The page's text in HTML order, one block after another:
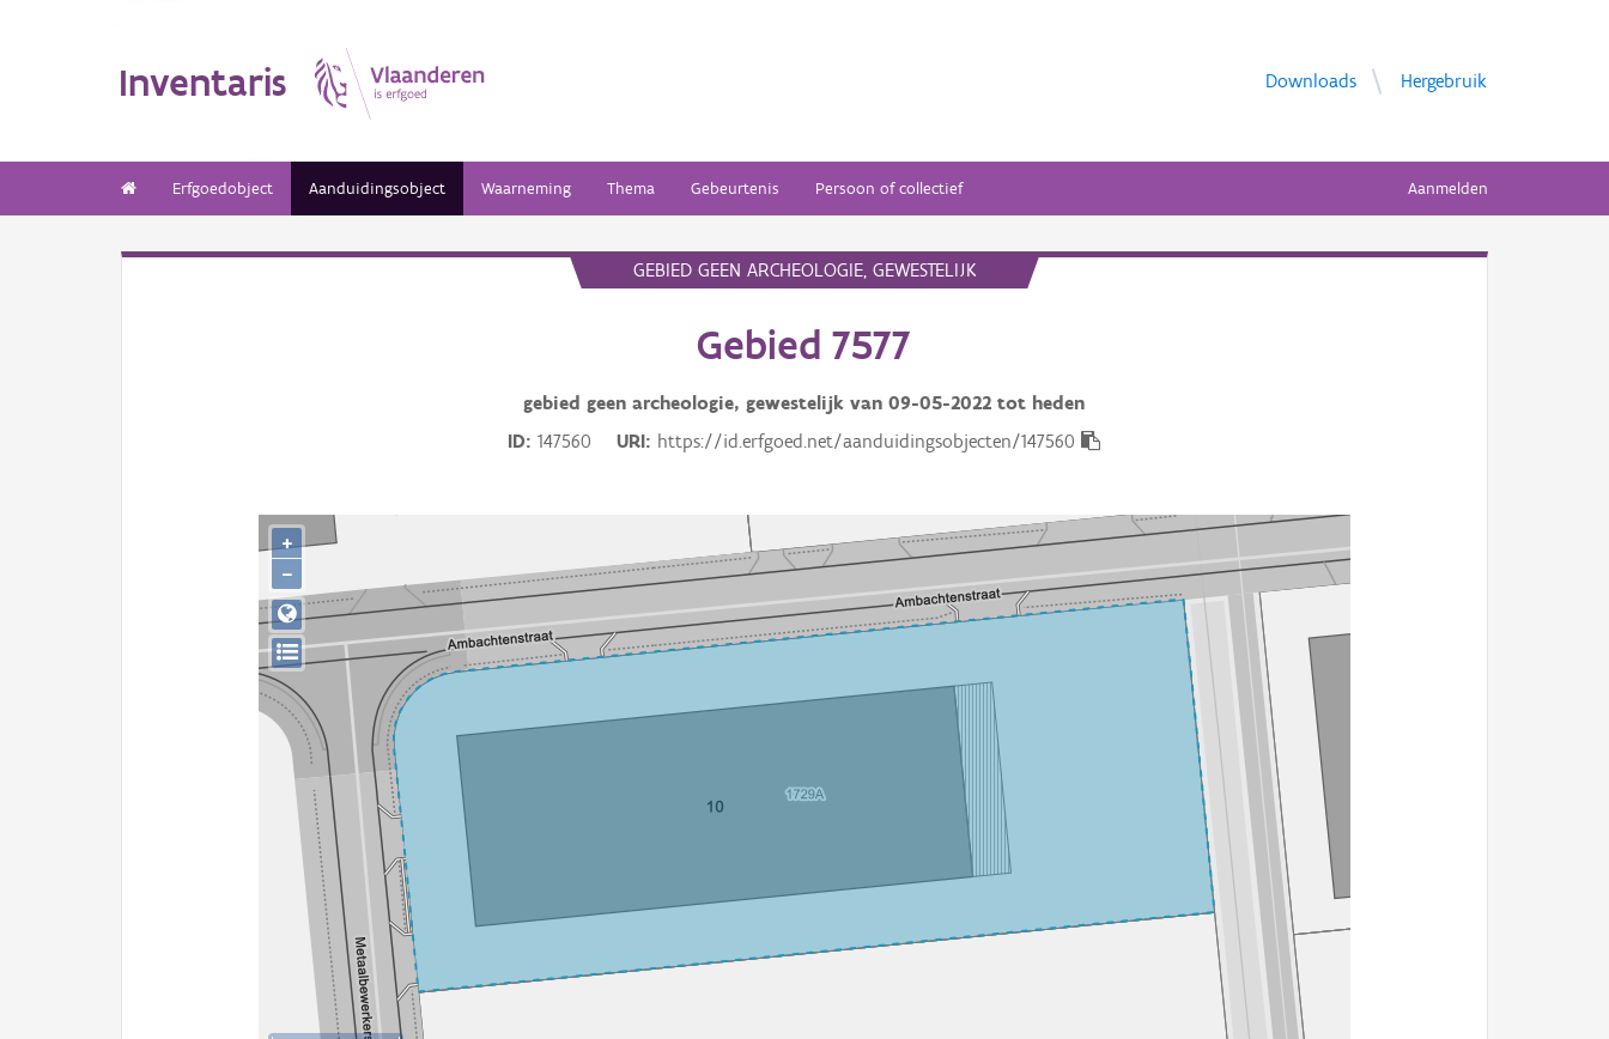
Inventaris Downloads Hergebruik
Erfgoedobject Aanduidingsobject Waarneming Thema Gebeurtenis Persoon of collectief Aanmelden
GEBIED GEEN ARCHEOLOGIE, GEWESTELIJK
Gebied 7577
gebied geen archeologie, gewestelijk van09-05-2022 tot heden
ID
147560 URI https://id.erfgoed.net/aanduidingsobjecten/147560
+
−